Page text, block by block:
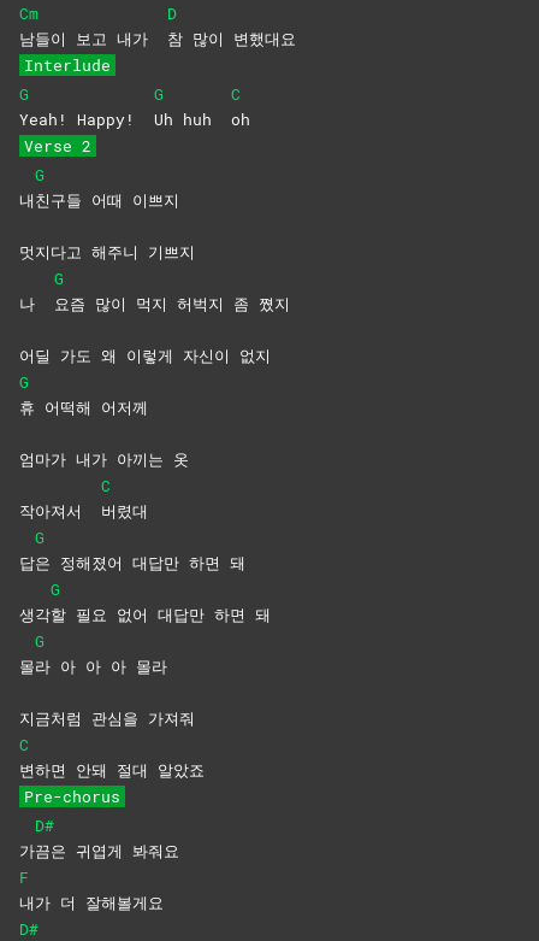
Cm
남들이 보고 내가
D
참 많이 변했대요
Interlude
G
Yeah! Happy!
G
Uh huh
C
oh
Verse 2
내
G
친구들 어때 이쁘지
멋지다고 해주니 기쁘지
나
G
요즘 많이 먹지 허벅지 좀 쪘지
어딜 가도 왜 이렇게 자신이 없지
G
휴 어떡해 어저께
엄마가 내가 아끼는 옷
작아져서
C
버렸대
답
G
은 정해졌어 대답만 하면 돼
생각
G
할 필요 없어 대답만 하면 돼
몰
G
라 아 아 아 몰라
지금처럼 관심을 가져줘
C
변하면 안돼 절대 알았죠
Pre-chorus
가
D#
끔은 귀엽게 봐줘요
F
내가 더 잘해볼게요
D#